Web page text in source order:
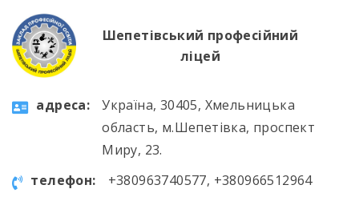
Шепетівський професійний
ліцей
aдресa:
Україна, 30405, Хмельницька
область, м.Шепетівка, проспект
Миру, 23.
телефон:
+380963740577, +380966512964